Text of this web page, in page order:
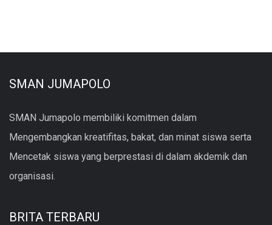
SMAN JUMAPOLO
SMAN Jumapolo membiliki komitmen dalam
Mengembangkan kreatifitas, bakat, dan minat siswa serta
Mencetak siswa yang berprestasi di dalam akdemik dan
organisasi.
BRITA TERBARU